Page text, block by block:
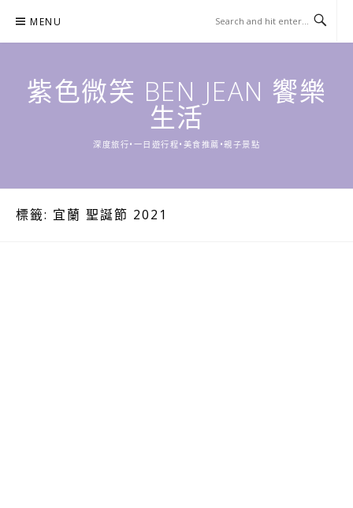
content
MENU
紫色微笑 BEN JEAN 饗樂
生活
深度旅行•一日遊行程•美食推薦•親子景點
標籤: 宜蘭 聖誕節 2021